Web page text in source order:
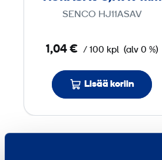
n
a
u
a
H
SENCO HJ11ASAV
1,04 € / 100 kpl (alv 0 %)
Lisää koriin